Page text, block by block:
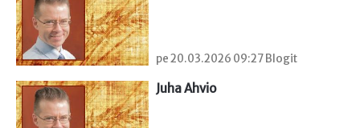
pe 20.03.2026 09:27 Blogit
Juha Ahvio